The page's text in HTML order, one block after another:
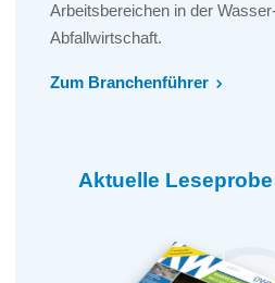
Arbeitsbereichen in der
Abfallwirtschaft.
Zum Branchenführer
Aktuelle